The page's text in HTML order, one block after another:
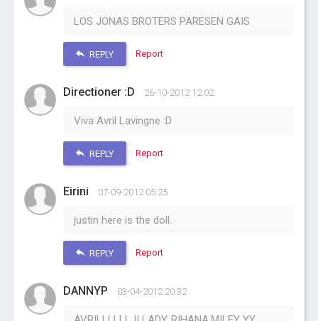
LOS JONAS BROTERS PARESEN GAIS
REPLY Report
Directioner :D 26-10-2012 12:02
Viva Avril Lavingne :D
REPLY Report
Eirini 07-09-2012 05:25
justin here is the doll.
REPLY Report
DANNYP 03-04-2012 20:32